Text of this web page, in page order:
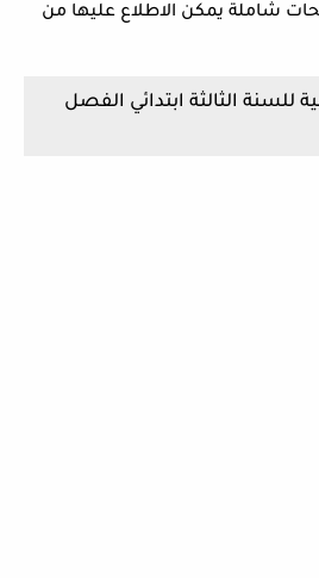
علي 2 صفحات شاملة يمكن الاطلاع عليها من
للسنة الثالثة ابتدائي الفصل